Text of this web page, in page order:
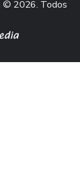
© 2026. Todos